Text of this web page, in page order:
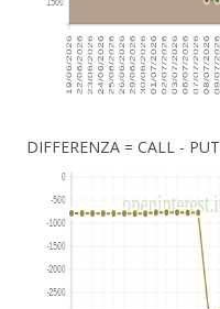
DIFFERENZA = CALL - PUT